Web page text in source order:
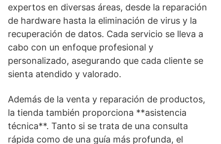
expertos en diversas áreas, desde la reparación
de hardware hasta la eliminación de virus y la
recuperación de datos. Cada servicio se lleva a
cabo con un enfoque profesional y
personalizado, asegurando que cada cliente se
sienta atendido y valorado.
Además de la venta y reparación de productos,
la tienda también proporciona **asistencia
técnica**. Tanto si se trata de una consulta
rápida como de una guía más profunda, el